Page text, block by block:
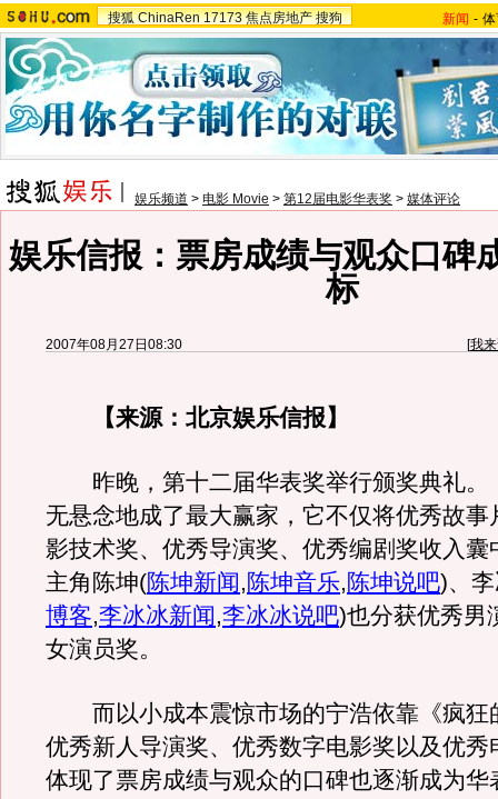
搜狐 ChinaRen 17173 焦点房地产 搜狗 新闻 -
娱乐频道 > 电影 Movie > 第12届电影华表奖 > 媒体评论
娱乐信报：票房成绩与观众口碑
标
2007年08月27日08:30 [我
【来源：北京娱乐信报】
昨晚，第十二届华表奖举行颁奖典礼。
无悬念地成了最大赢家，它不仅将优秀故事
影技术奖、优秀导演奖、优秀编剧奖收入囊
主角陈坤(陈坤新闻,陈坤音乐,陈坤说吧)、
博客,李冰冰新闻,李冰冰说吧)也分获优秀男
女演员奖。
而以小成本震惊市场的宁浩依靠《疯狂
优秀新人导演奖、优秀数字电影奖以及优秀
体现了票房成绩与观众的口碑也逐渐成为华